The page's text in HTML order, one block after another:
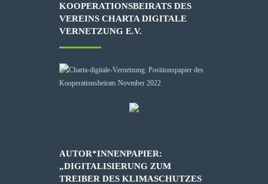
KOOPERATIONSBEIRATS DES
VEREINS CHARTA DIGITALE
VERNETZUNG E.V.
AUTOR*INNENPAPIER:
„DIGITALISIERUNG ZUM
TREIBER DES KLIMASCHUTZES